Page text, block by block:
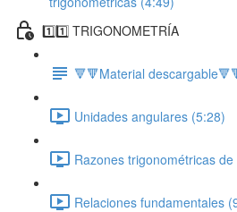
1️⃣1️⃣ TRIGONOMETRÍA
🔻🔻Material
Unidades angulares (5:28)
Razones trigonométricas
Relaciones fundamentales